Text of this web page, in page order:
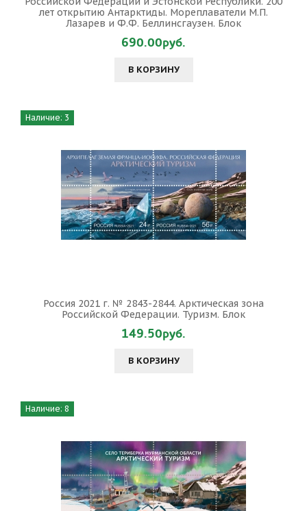
лет открытию Антарктиды. Мореплаватели М.П.
Лазарев и Ф.Ф. Беллинсгаузен. Блок
690.00руб.
В КОРЗИНУ
Наличие: 3
Россия 2021 г. № 2843-2844. Арктическая зона
Российской Федерации. Туризм. Блок
149.50руб.
В КОРЗИНУ
Наличие: 8